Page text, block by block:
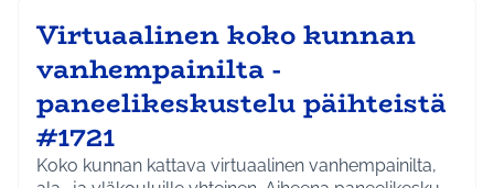
Virtuaalinen koko kunnan
vanhempainilta -
paneelikeskustelu päihteistä
#1721
Koko kunnan kattava virtuaalinen vanhempainilta,